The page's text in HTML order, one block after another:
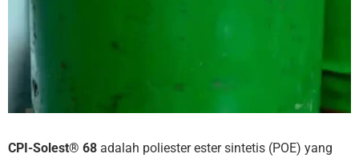
CPI-Solest® 68 adalah poliester ester sintetis (POE) yang